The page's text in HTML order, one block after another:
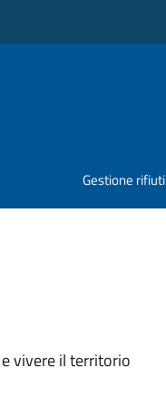
Gestione rifiuti
vivere il territorio